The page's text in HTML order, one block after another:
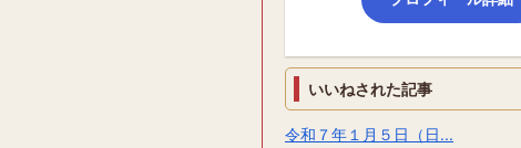
いいねされた記事
令和７年１月５日（日...